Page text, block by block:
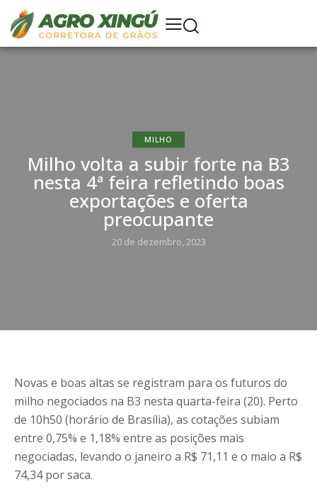
MILHO
Milho volta a subir forte na B3
nesta 4ª feira refletindo boas
exportações e oferta
preocupante
20 de dezembro, 2023
Novas e boas altas se registram para os futuros do
milho negociados na B3 nesta quarta-feira (20). Perto
de 10h50 (horário de Brasília), as cotações subiam
entre 0,75% e 1,18% entre as posições mais
negociadas, levando o janeiro a R$ 71,11 e o maio a R$
74,34 por saca.